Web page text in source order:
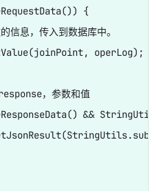
{
息，传入到数据库中。
operLog);
，参数和值
&&